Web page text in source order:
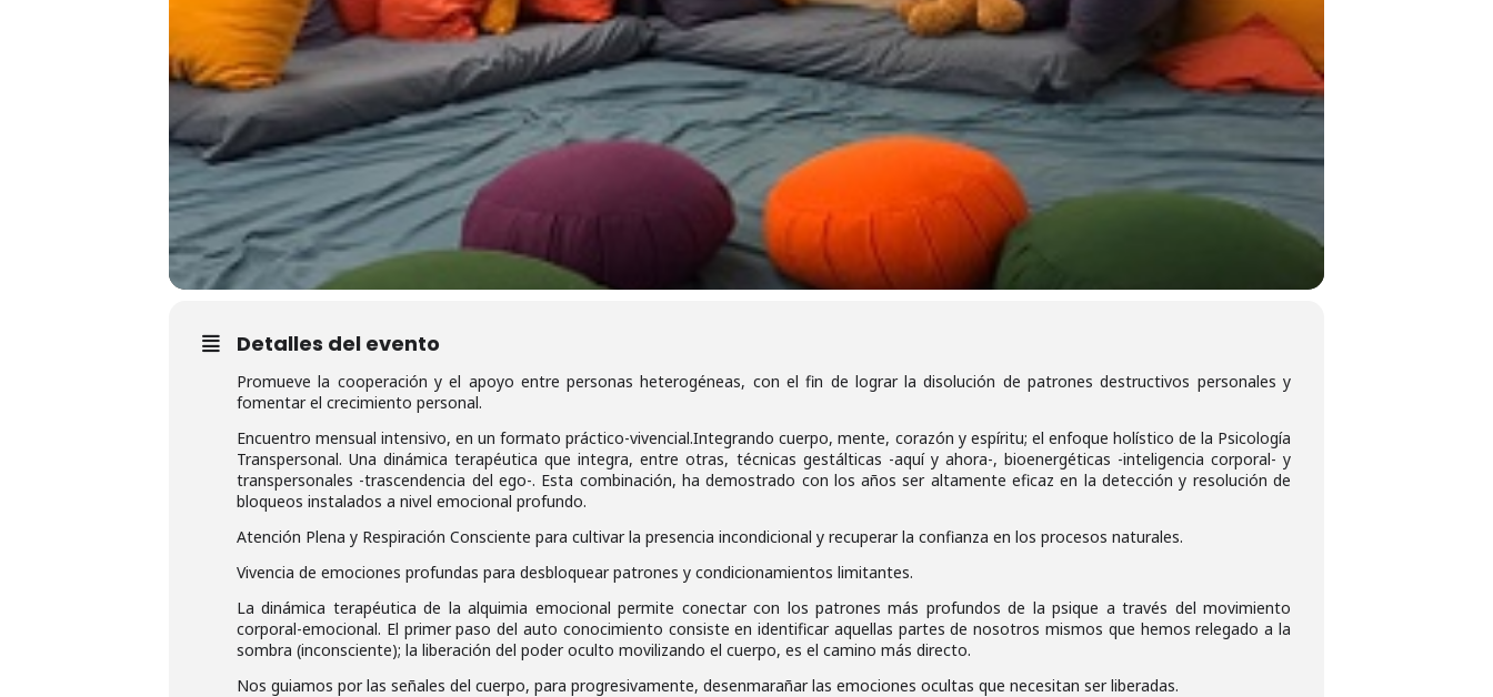
Detalles del evento
Promueve la cooperación y el apoyo entre personas heterogéneas, con el fin de lograr la disolución de patrones destructivos personales y
fomentar el crecimiento personal.
Encuentro mensual intensivo, en un formato práctico-vivencial.Integrando cuerpo, mente, corazón y espíritu; el enfoque holístico de la Psicología
Transpersonal. Una dinámica terapéutica que integra, entre otras, técnicas gestálticas -aquí y ahora-, bioenergéticas -inteligencia corporal- y
transpersonales -trascendencia del ego-. Esta combinación, ha demostrado con los años ser altamente eficaz en la detección y resolución de
bloqueos instalados a nivel emocional profundo.
Atención Plena y Respiración Consciente para cultivar la presencia incondicional y recuperar la confianza en los procesos naturales.
Vivencia de emociones profundas para desbloquear patrones y condicionamientos limitantes.
La dinámica terapéutica de la alquimia emocional permite conectar con los patrones más profundos de la psique a través del movimiento
corporal-emocional. El primer paso del auto conocimiento consiste en identificar aquellas partes de nosotros mismos que hemos relegado a la
sombra (inconsciente); la liberación del poder oculto movilizando el cuerpo, es el camino más directo.
Nos guiamos por las señales del cuerpo, para progresivamente, desenmarañar las emociones ocultas que necesitan ser liberadas.